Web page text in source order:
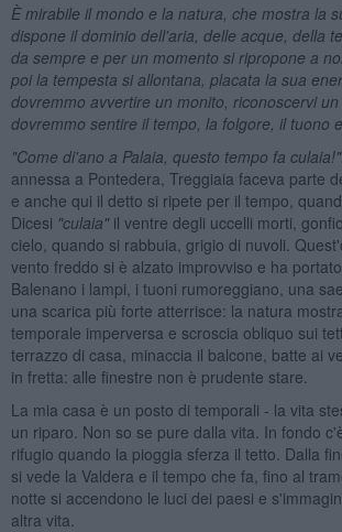
È mirabile il mondo e la natura, che mostra la
dispone il dominio dell'aria, delle acque, della
da sempre e per un momento si ripropone a
poi la tempesta si allontana, placata la sua
dovremmo avvertire un monito, riconoscervi un
dovremmo sentire il tempo, la folgore, il tuono
"Come di'ano a Palaia, questo tempo fa culaia!"
annessa a Pontedera, Treggiaia faceva parte
e anche qui il detto si ripete per il tempo,
Dicesi "culaia"il ventre degli uccelli morti,
cielo, quando si rabbuia, grigio di nuvoli.
vento freddo si è alzato improvviso e ha
Balenano i lampi, i tuoni rumoreggiano, una
una scarica più forte atterrisce: la natura
temporale imperversa e scroscia obliquo sui
terrazzo di casa, minaccia il balcone, batte ai
in fretta: alle finestre non è prudente stare.
La mia casa è un posto di temporali - la vita
un riparo. Non so se pure dalla vita. In fondo
rifugio quando la pioggia sferza il tetto. Dalla
si vede la Valdera e il tempo che fa, fino al
notte si accendono le luci dei paesi e
altra vita.